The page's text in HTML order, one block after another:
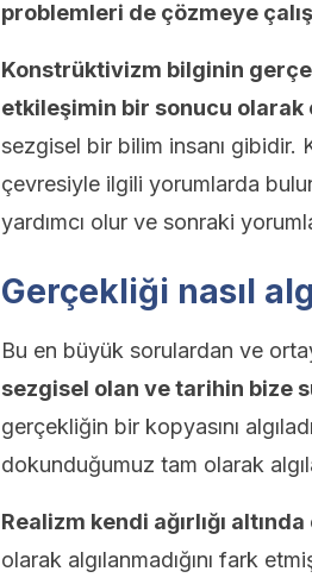
problemleri de çözmeye
Konstrüktivizm bilginin
etkileşimin bir sonucu olarak
sezgisel bir bilim insanı
çevresiyle ilgili yorumlarda
yardımcı olur ve sonraki
Gerçekliği nasıl
Bu en büyük sorulardan ve
sezgisel olan ve tarihin bize
gerçekliğin bir kopyasını
dokunduğumuz tam olarak
Realizm kendi ağırlığı
olarak algılanmadığını fark